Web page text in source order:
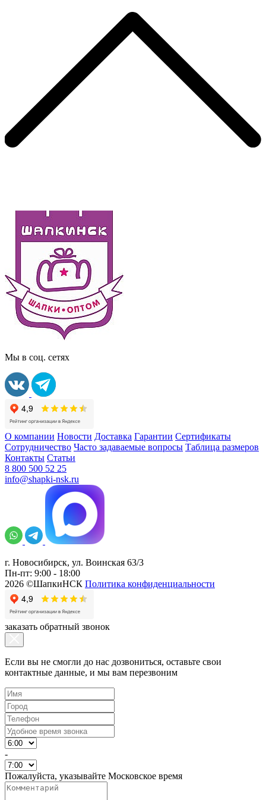
Мы в соц. сетях
О компании Новости Доставка Гарантии Сертификаты
Сотрудничество Часто задаваемые вопросы Таблица размеров
Контакты Статьи
8 800 500 52 25
info@shapki-nsk.ru
г. Новосибирск, ул. Воинская 63/3
Пн-пт: 9:00 - 18:00
2026 ©ШапкиНСК Политика конфиденциальности
заказать обратный звонок
Если вы не смогли до нас дозвониться, оставьте свои
контактные данные, и мы вам перезвоним
-
Пожалуйста, указывайте Московское время